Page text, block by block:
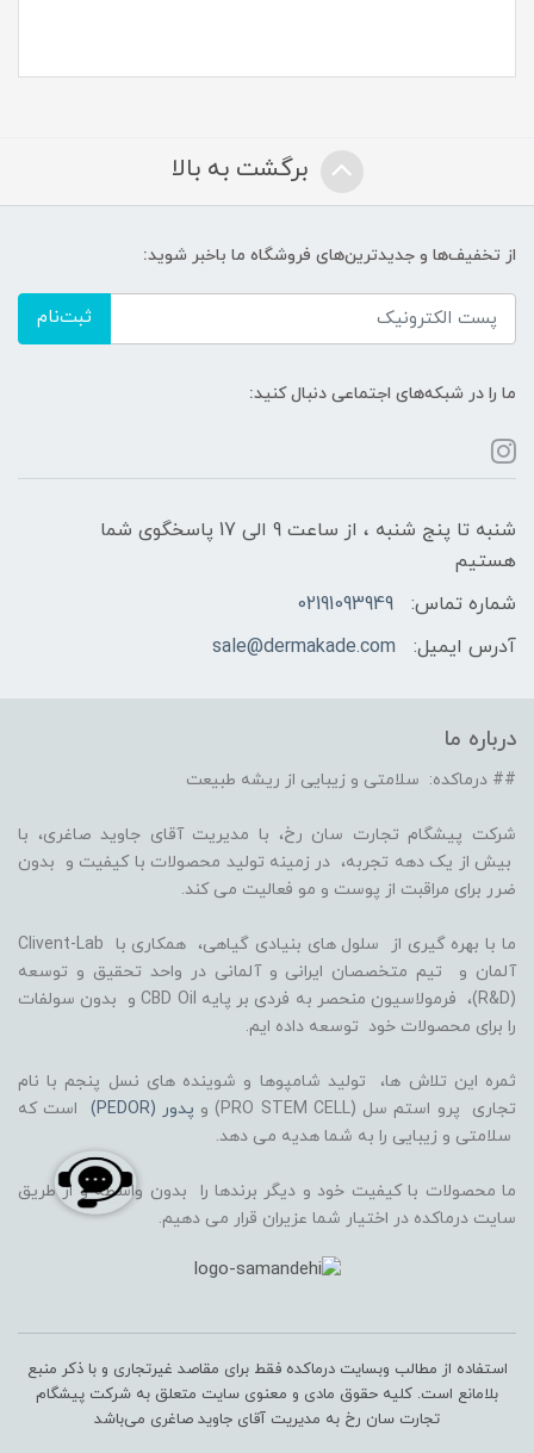
برگشت به بالا
از تخفیف‌ها و جدیدترین‌های فروشگاه ما باخبر شوید:
ثبت‌نام
ما را در شبکه‌های اجتماعی دنبال کنید:
شنبه تا پنج شنبه ، از ساعت 9 الی 17 پاسخگوی شما
هستیم
شماره تماس:
02191093949
آدرس ایمیل:
sale@dermakade.com
درباره ما
## درماکده: سلامتی و زیبایی از ریشه طبیعت
شرکت پیشگام تجارت سان رخ، با مدیریت آقای جاوید صاغری، با
بیش از یک دهه تجربه، در زمینه تولید محصولات با کیفیت و بدون
ضرر برای مراقبت از پوست و مو فعالیت می کند.
ما با بهره گیری از سلول های بنیادی گیاهی، همکاری با Clivent-Lab
آلمان و تیم متخصصان ایرانی و آلمانی در واحد تحقیق و توسعه
(R&D)، فرمولاسیون منحصر به فردی بر پایه CBD Oil و بدون سولفات
را برای محصولات خود توسعه داده ایم.
ثمره این تلاش ها، تولید شامپوها و شوینده های نسل پنجم با نام
تجاری پرو استم سل (PRO STEM CELL) و
پدور (PEDOR)
است که
سلامتی و زیبایی را به شما هدیه می دهد.
ما محصولات با کیفیت خود و دیگر برندها را بدون واسطه و از طریق
سایت درماکده در اختیار شما عزیران قرار می دهیم.
استفاده از مطالب وبسایت درماکده فقط برای مقاصد غیرتجاری و با ذکر منبع
بلامانع است. کلیه حقوق مادی و معنوی سایت متعلق به شرکت پیشگام
تجارت سان رخ به مدیریت آقای جاوید صاغری می‌باشد